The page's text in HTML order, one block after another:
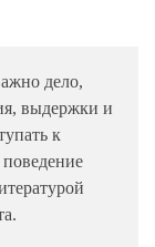
дело,
выдержки и
к